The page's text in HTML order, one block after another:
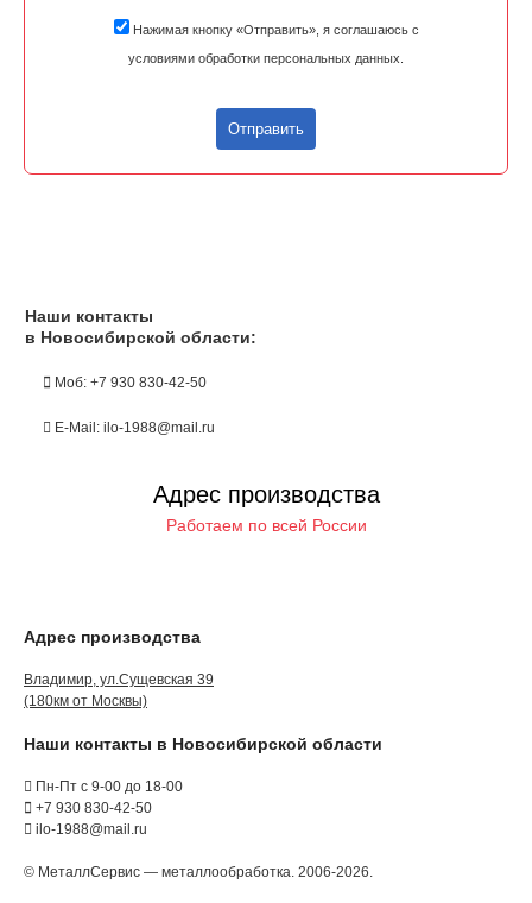
Нажимая кнопку «Отправить», я соглашаюсь с
условиями обработки персональных данных.
Отправить
Наши контакты
в Новосибирской области:
Моб: +7 930 830-42-50
E-Mail: ilo-1988@mail.ru
Адрес производства
Работаем по всей России
Адрес производства
Владимир, ул.Сущевская 39
(180км от Москвы)
Наши контакты в Новосибирской области
Пн-Пт с 9-00 до 18-00
+7 930 830-42-50
ilo-1988@mail.ru
© МеталлСервис — металлообработка. 2006-2026.